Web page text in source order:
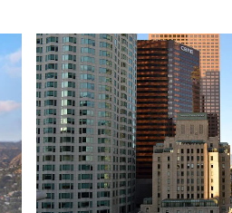
organizzando il [']